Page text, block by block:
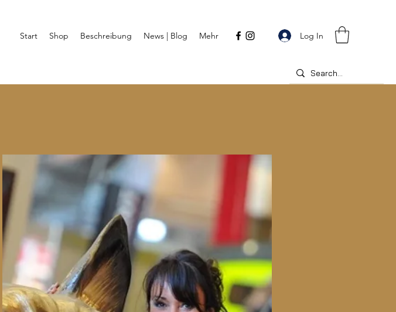
Start Shop Beschreibung News | Blog Mehr Log In